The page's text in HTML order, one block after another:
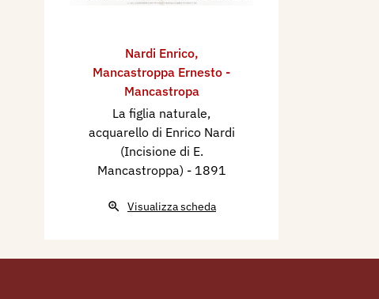
Nardi Enrico,
Mancastroppa Ernesto -
Mancastropa
La figlia naturale,
acquarello di Enrico Nardi
(Incisione di E.
Mancastroppa) - 1891
Visualizza scheda